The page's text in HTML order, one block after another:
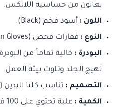
يعانون من حساسية اللاتكس.
اللون : أسود فخم (Black).
النوع : قفازات فحص (Examination Gloves).
البودرة :
تهيج الجلد وتلوث بيئة العمل.
التصميم : تناسب كلتا اليدين (Ambidextrous).
الكمية : علبة تحتوي على 100 قفاز بالعدد.